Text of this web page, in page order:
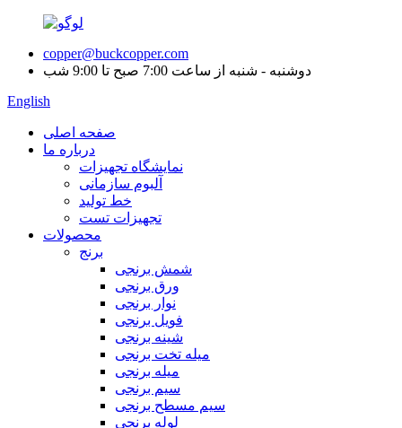
copper@buckcopper.com
دوشنبه - شنبه از ساعت 7:00 صبح تا 9:00 شب
English
صفحه اصلی
درباره ما
نمایشگاه تجهیزات
آلبوم سازمانی
خط تولید
تجهیزات تست
محصولات
برنج
شمش برنجی
ورق برنجی
نوار برنجی
فویل برنجی
شینه برنجی
میله تخت برنجی
میله برنجی
سیم برنجی
سیم مسطح برنجی
لوله برنجی